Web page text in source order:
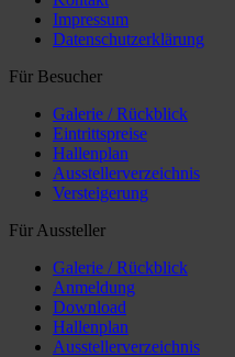
Impressum
Datenschutzerklärung
Für Besucher
Galerie / Rückblick
Eintrittspreise
Hallenplan
Ausstellerverzeichnis
Versteigerung
Für Aussteller
Galerie / Rückblick
Anmeldung
Download
Hallenplan
Ausstellerverzeichnis